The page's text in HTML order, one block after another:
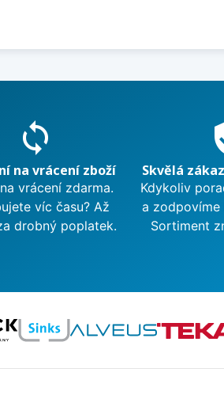
sync
na vrácení zboží
vrácení zdarma.
víc času? Až
drobný poplatek.
Skvělá
Kdykoliv
a zodpovíme
Sortiment